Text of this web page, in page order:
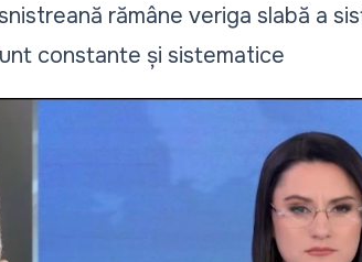
rămâne veriga slabă a
constante și sistematice